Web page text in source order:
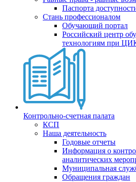
Паспорта
Стань профессионалом
Обучающий портал
Российский центр
технологиям при
Контрольно-счетная палата
КСП
Наша деятельность
Годовые отчеты
Информация о
аналитических
Муниципальная
Обращения граждан